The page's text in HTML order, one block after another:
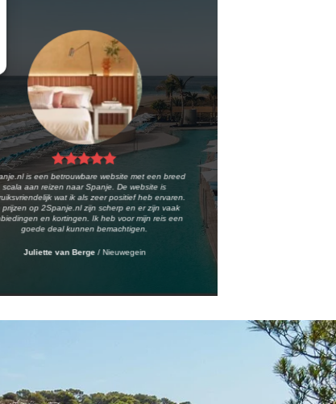
is een betrouwbare website met een breed
scala aan reizen naar Spanje. De website is
wat ik als zeer positief heb ervaren.
prijzen op 2Spanje.nl zijn scherp en er zijn vaak
en kortingen. Ik heb voor mijn reis een
goede deal kunnen bemachtigen.
Juliette van Berge / Nieuwegein